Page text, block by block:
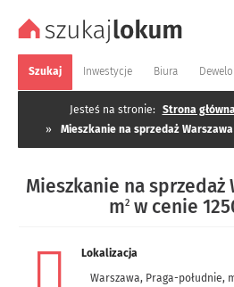
Szukaj Inwestycje Biura
Jesteś na stronie: Strona główna
»
Mieszkanie na sprzedaż
Mieszkanie na sprzedaż
m2w cenie
Lokalizacja
Warszawa, Praga-południe,